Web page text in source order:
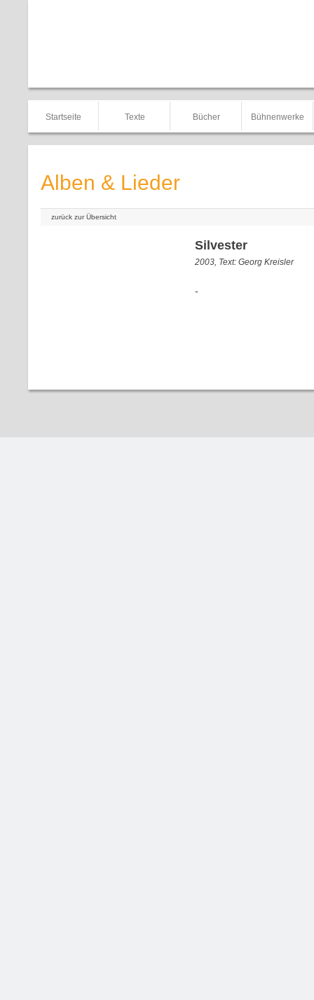
Startseite Texte Bücher Bühnenwerke
Alben & Lieder
zurück zur Übersicht
Silvester
2003, Text: Georg Kreisler
-